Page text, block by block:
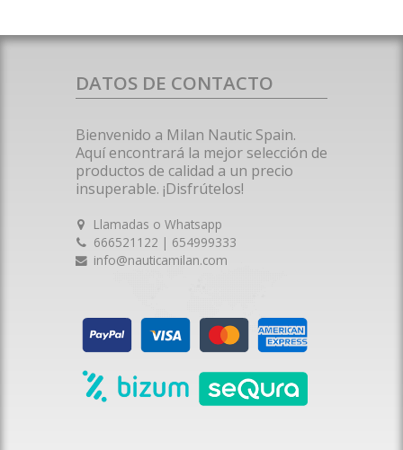
DATOS DE CONTACTO
Bienvenido a Milan Nautic Spain.
Aquí encontrará la mejor selección de
productos de calidad a un precio
insuperable. ¡Disfrútelos!
Llamadas o Whatsapp
666521122 | 654999333
info@nauticamilan.com